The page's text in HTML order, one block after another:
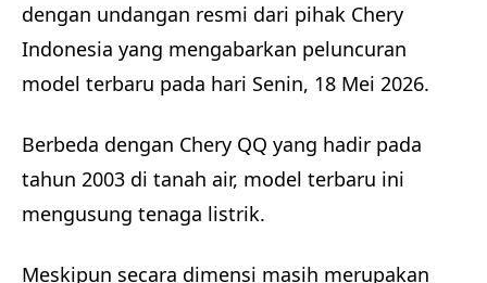
dengan undangan resmi dari pihak Chery
Indonesia yang mengabarkan peluncuran
model terbaru pada hari Senin, 18 Mei 2026.
Berbeda dengan Chery QQ yang hadir pada
tahun 2003 di tanah air, model terbaru ini
mengusung tenaga listrik.
Meskipun secara dimensi masih merupakan